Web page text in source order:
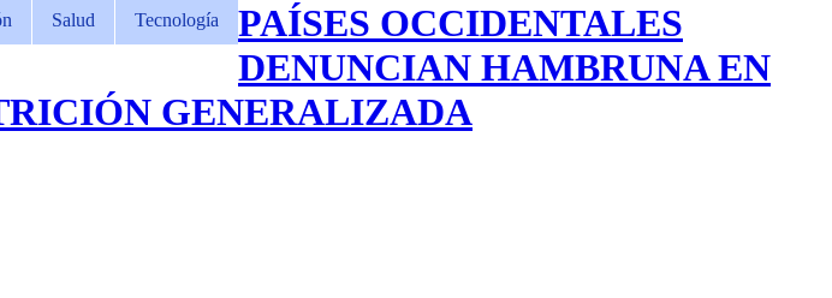
Salud Tecnología
PAÍSES OCCIDENTALES
DENUNCIAN HAMBRUNA EN
GENERALIZADA